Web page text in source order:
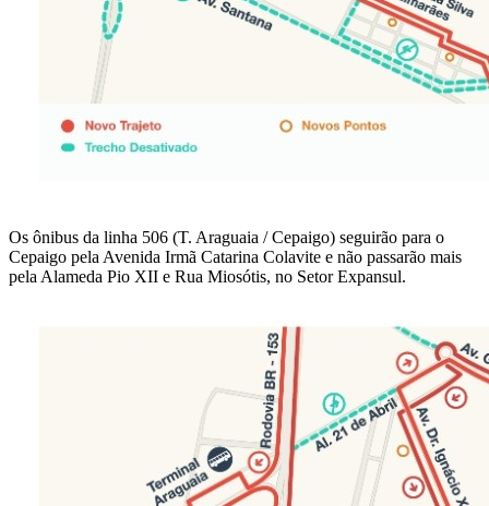
Os ônibus da linha 506 (T. Araguaia / Cepaigo) seguirão para o
Cepaigo pela Avenida Irmã Catarina Colavite e não passarão mais
pela Alameda Pio XII e Rua Miosótis, no Setor Expansul.